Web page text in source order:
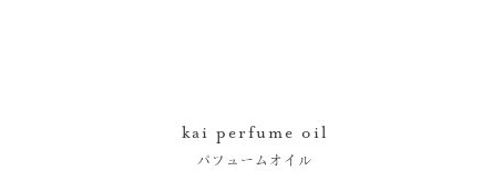
kai perfume oil
パフュームオイル